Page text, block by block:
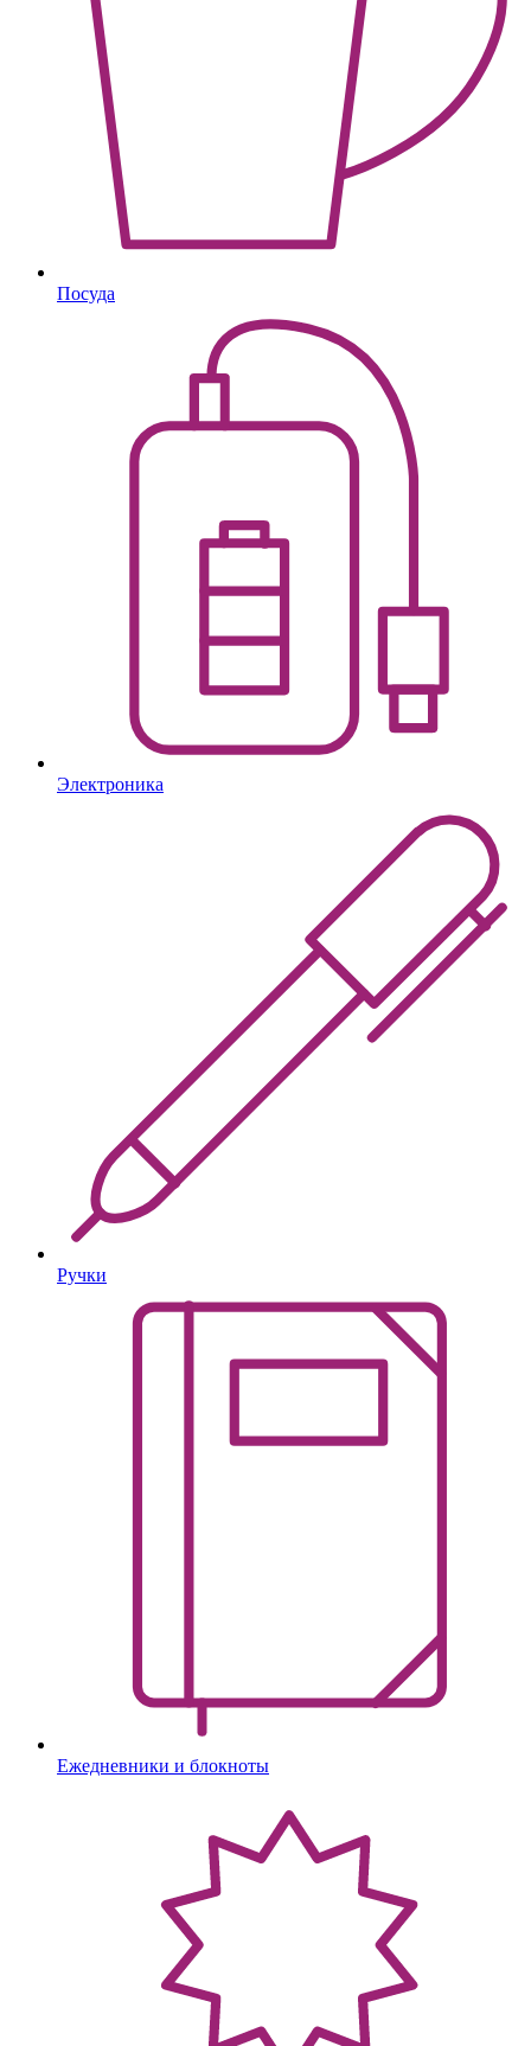
Посуда
Электроника
Ручки
Ежедневники и блокноты